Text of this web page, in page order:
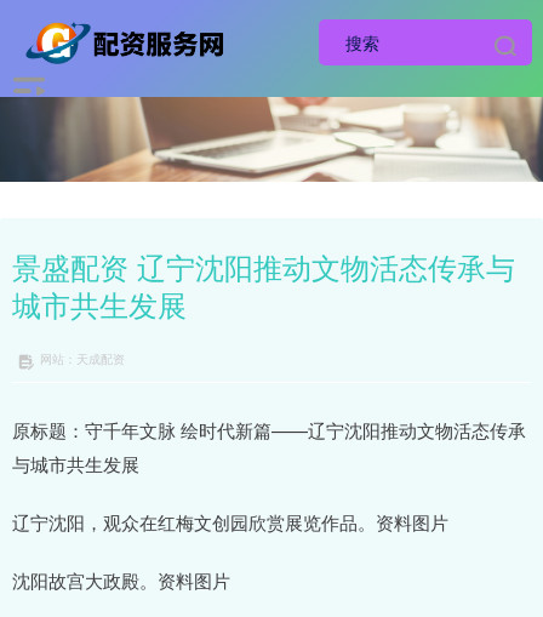
景盛配资 辽宁沈阳推动文物活态传承与
城市共生发展
网站：天成配资
原标题：守千年文脉 绘时代新篇——辽宁沈阳推动文物活态传承
与城市共生发展
辽宁沈阳，观众在红梅文创园欣赏展览作品。资料图片
沈阳故宫大政殿。资料图片